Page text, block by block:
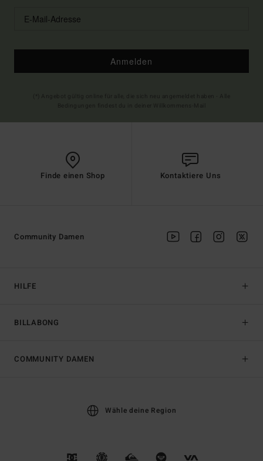
Anmelden
Finde einen Shop Kontaktiere Uns
HILFE
BILLABONG
Community Damen
COMMUNITY DAMEN
Wähle deine Region